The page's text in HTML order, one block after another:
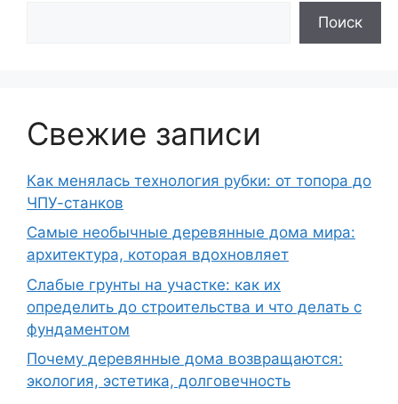
Поиск
Свежие записи
Как менялась технология рубки: от топора до
ЧПУ-станков
Самые необычные деревянные дома мира:
архитектура, которая вдохновляет
Слабые грунты на участке: как их
определить до строительства и что делать с
фундаментом
Почему деревянные дома возвращаются:
экология, эстетика, долговечность